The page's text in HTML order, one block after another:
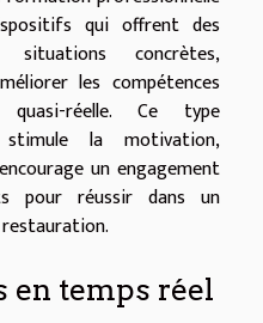
qui offrent des
concrètes,
les compétences
réelle. Ce type
stimule la motivation,
un engagement
pour réussir dans un
en temps réel